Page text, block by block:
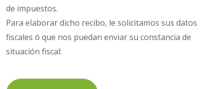
de impuestos.
Para elaborar dicho recibo, le solicitamos sus datos
fiscales ó que nos puedan enviar su constancia de
situación fiscal: